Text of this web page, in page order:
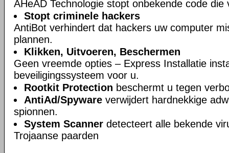
AHeAD Technologie stopt onbekende code die
Stopt criminele hackers
AntiBot verhindert dat hackers uw computer
plannen.
Klikken, Uitvoeren, Beschermen
Geen vreemde opties – Express Installatie
beveiligingssysteem voor u.
Rootkit Protection beschermt u tegen
AntiAd/Spyware verwijdert hardnekkige
spionnen.
System Scanner detecteert alle bekende
Trojaanse paarden